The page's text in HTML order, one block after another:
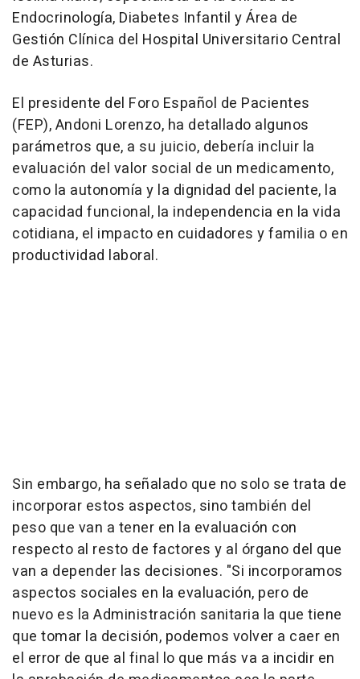
Endocrinología, Diabetes Infantil y Área de
Gestión Clínica del Hospital Universitario Central
de Asturias.
El presidente del Foro Español de Pacientes
(FEP), Andoni Lorenzo, ha detallado algunos
parámetros que, a su juicio, debería incluir la
evaluación del valor social de un medicamento,
como la autonomía y la dignidad del paciente, la
capacidad funcional, la independencia en la vida
cotidiana, el impacto en cuidadores y familia o en
productividad laboral.
Sin embargo, ha señalado que no solo se trata de
incorporar estos aspectos, sino también del
peso que van a tener en la evaluación con
respecto al resto de factores y al órgano del que
van a depender las decisiones. "Si incorporamos
aspectos sociales en la evaluación, pero de
nuevo es la Administración sanitaria la que tiene
que tomar la decisión, podemos volver a caer en
el error de que al final lo que más va a incidir en